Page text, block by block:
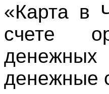
«Карта в
счете
денежные